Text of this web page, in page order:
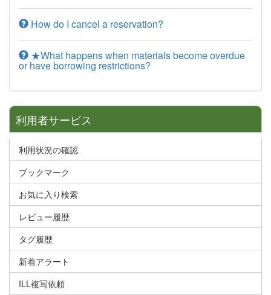
How do I cancel a reservation?
★What happens when materials become overdue
or have borrowing restrictions?
利用者サービス
利用状況の確認
ブックマーク
お気に入り検索
レビュー履歴
タグ履歴
新着アラート
ILL複写依頼